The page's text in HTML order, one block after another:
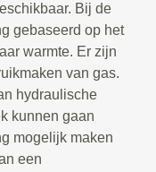
Bij de
gebaseerd op het
warmte. Er zijn
van gas.
hydraulische
kunnen gaan
mogelijk maken
een